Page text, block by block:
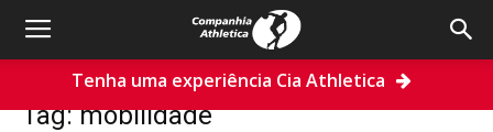
Tenha uma experiência Cia Athletica
Tags Mobilidade
Tag: mobilidade